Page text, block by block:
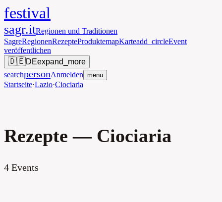
festival
sagr.itRegionen und Traditionen
SagreRegionenRezepteProduktemapKarteadd_circleEvent
veröffentlichen
🇩🇪DEexpand_more
searchpersonAnmelden menu
Startseite·Lazio·Ciociaria
Rezepte — Ciociaria
4 Events